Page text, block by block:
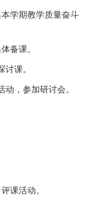
学期教学质量奋斗
备课。
课。
动，参加研讨会。
课活动。